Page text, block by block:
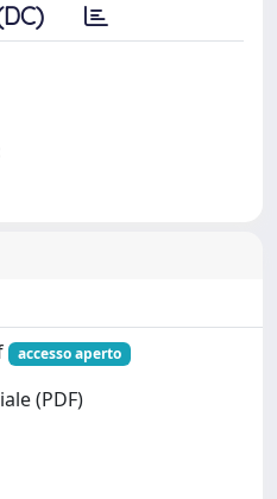
accesso aperto
(PDF)